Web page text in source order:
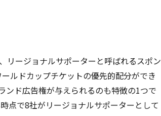
リージョナルサポーターと呼ばれるスポン
ルドカップチケットの優先的配分ができ
ンド広告権が与えられるのも特徴の1つで
点で8社がリージョナルサポーターとして